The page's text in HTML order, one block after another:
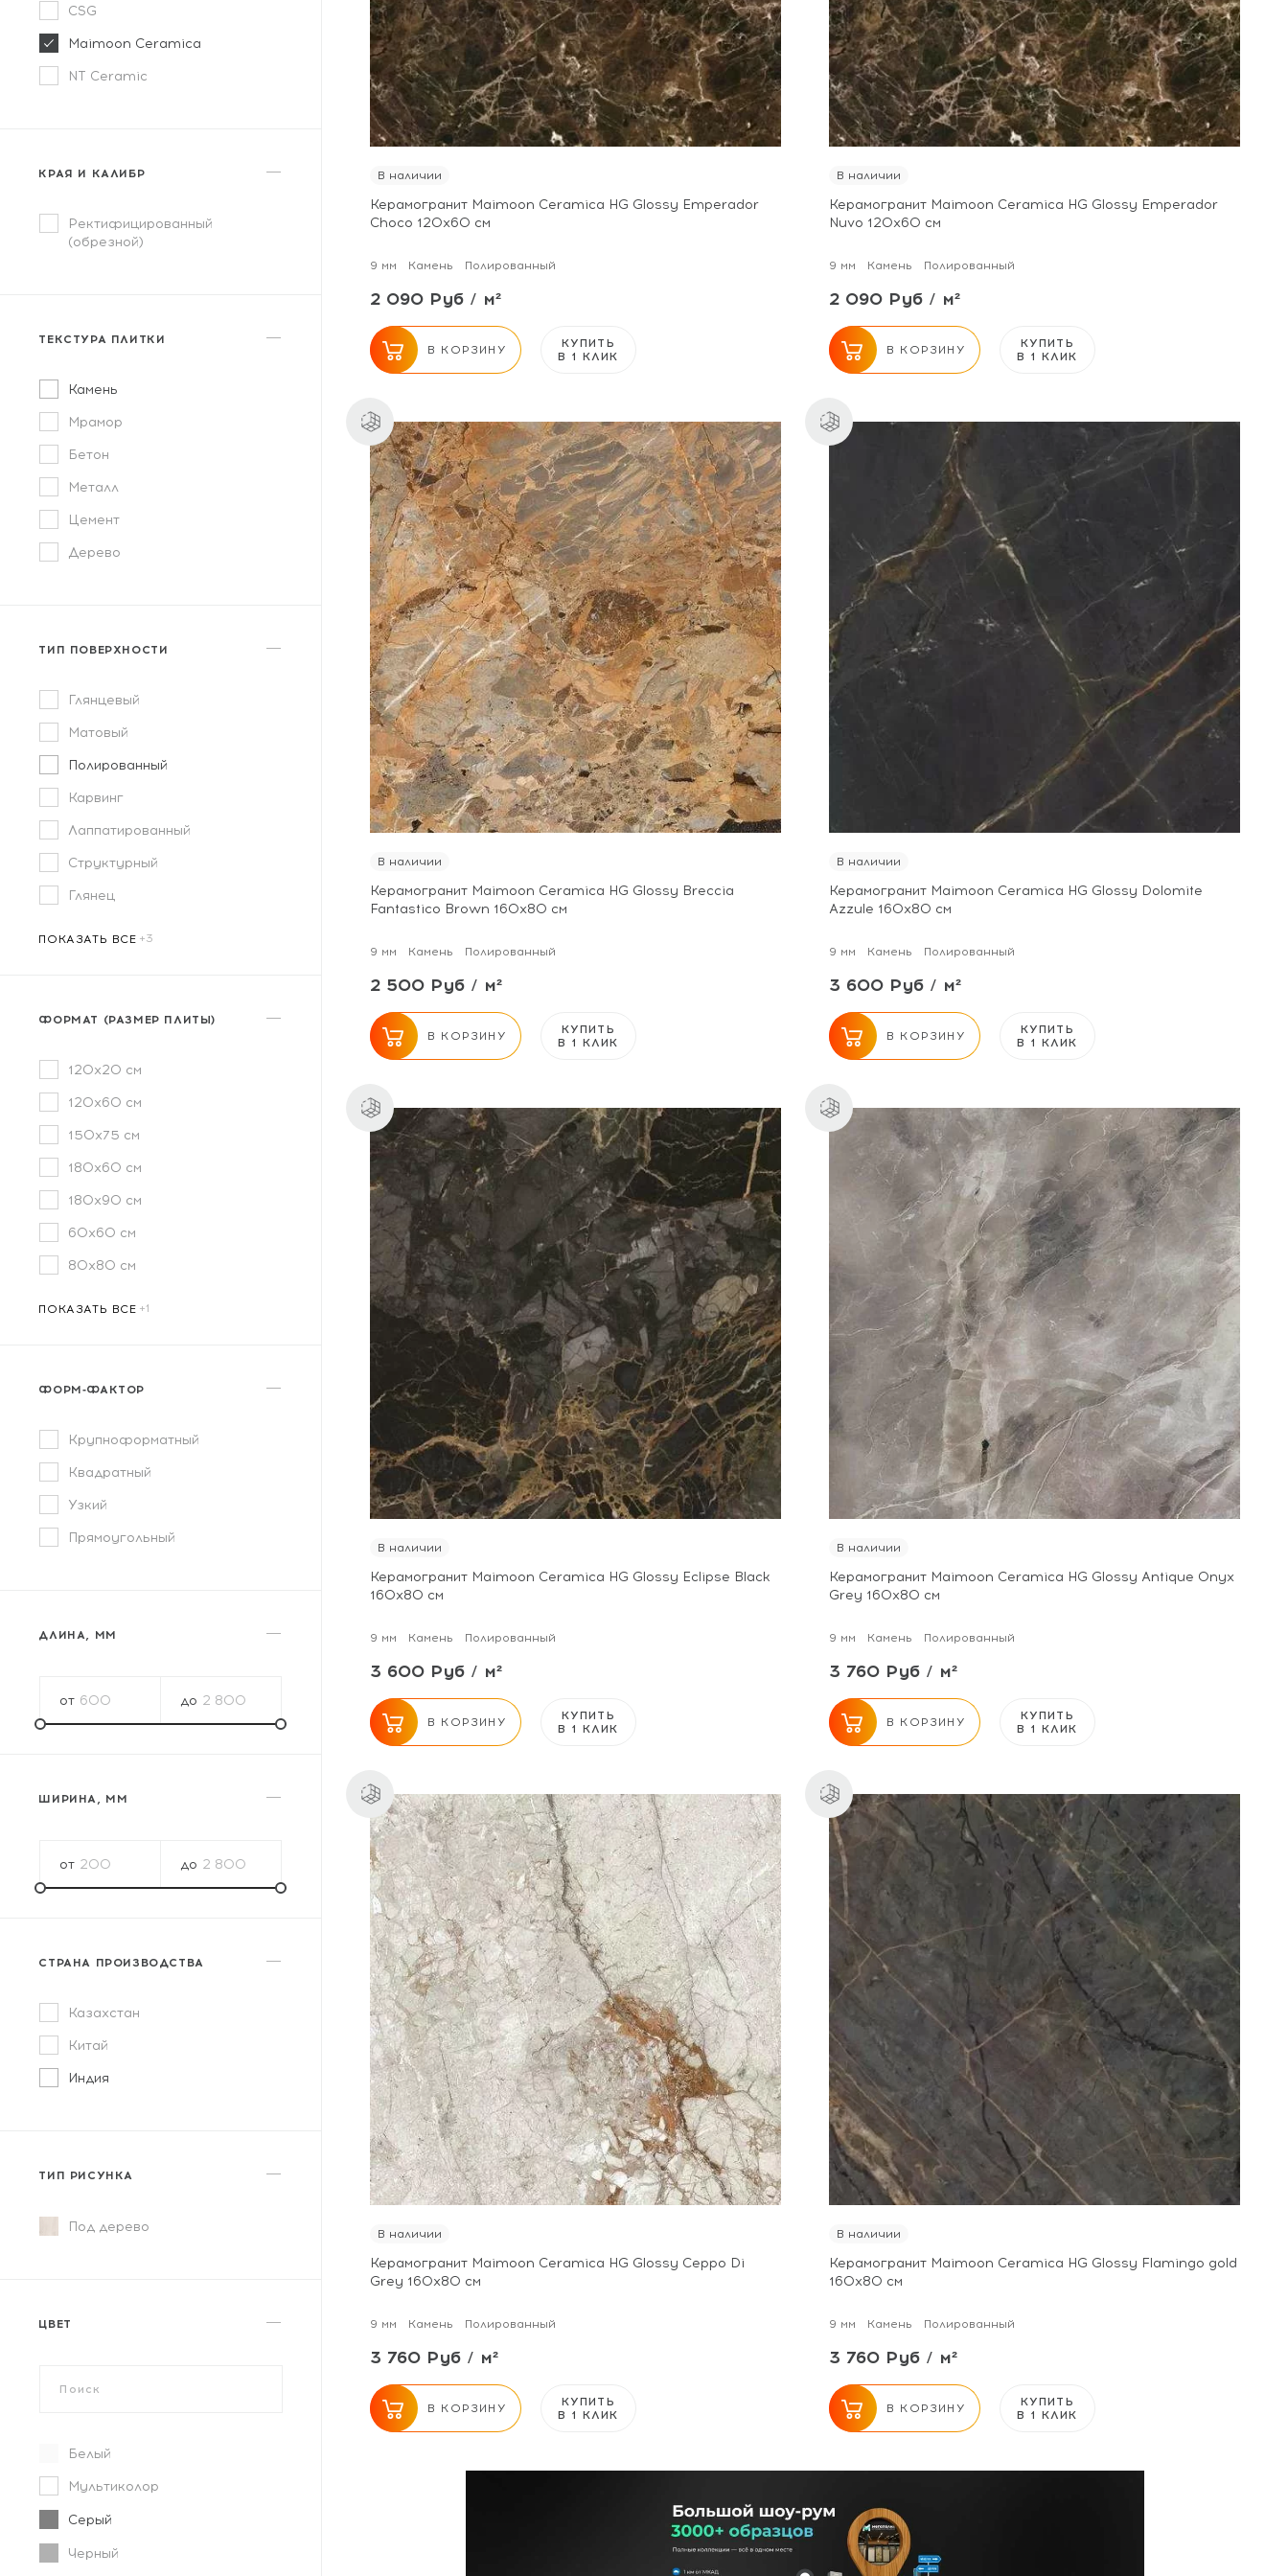
CSG
Maimoon Ceramica
NT Ceramic
КРАЯ И КАЛИБР
Ректифицированный
(обрезной)
ТЕКСТУРА ПЛИТКИ
Камень
Мрамор
Бетон
Металл
Цемент
Дерево
ТИП ПОВЕРХНОСТИ
Глянцевый
Матовый
Полированный
Карвинг
Лаппатированный
Структурный
Глянец
ПОКАЗАТЬ ВСЕ
ФОРМАТ (РАЗМЕР ПЛИТЫ)
120x20 см
120x60 см
150x75 см
180x60 см
180x90 см
60x60 см
80x80 см
ПОКАЗАТЬ ВСЕ
ФОРМ‑ФАКТОР
Крупноформатный
Квадратный
Узкий
Прямоугольный
ДЛИНА, ММ
от до
ШИРИНА, ММ
от до
СТРАНА ПРОИЗВОДСТВА
Казахстан
Китай
Индия
ТИП РИСУНКА
Под дерево
ЦВЕТ
Белый
Мультиколор
Серый
Черный
В наличии
Керамогранит Maimoon Ceramica HG Glossy Emperador
Choco 120х60 см
9 мм Камень Полированный
2 090 Руб / м²
В КОРЗИНУ
КУПИТЬ
В 1 КЛИК
В наличии
Керамогранит Maimoon Ceramica HG Glossy Emperador
Nuvo 120х60 см
9 мм Камень Полированный
2 090 Руб / м²
В КОРЗИНУ
КУПИТЬ
В 1 КЛИК
В наличии
Керамогранит Maimoon Ceramica HG Glossy Breccia
Fantastico Brown 160x80 см
9 мм Камень Полированный
2 500 Руб / м²
В КОРЗИНУ
КУПИТЬ
В 1 КЛИК
В наличии
Керамогранит Maimoon Ceramica HG Glossy Dolomite
Azzule 160х80 см
9 мм Камень Полированный
3 600 Руб / м²
В КОРЗИНУ
КУПИТЬ
В 1 КЛИК
В наличии
Керамогранит Maimoon Ceramica HG Glossy Eclipse Black
160х80 см
9 мм Камень Полированный
3 600 Руб / м²
В КОРЗИНУ
КУПИТЬ
В 1 КЛИК
В наличии
Керамогранит Maimoon Ceramica HG Glossy Antique Onyx
Grey 160x80 см
9 мм Камень Полированный
3 760 Руб / м²
В КОРЗИНУ
КУПИТЬ
В 1 КЛИК
В наличии
Керамогранит Maimoon Ceramica HG Glossy Ceppo Di
Grey 160х80 см
9 мм Камень Полированный
3 760 Руб / м²
В КОРЗИНУ
КУПИТЬ
В 1 КЛИК
В наличии
Керамогранит Maimoon Ceramica HG Glossy Flamingo gold
160х80 см
9 мм Камень Полированный
3 760 Руб / м²
В КОРЗИНУ
КУПИТЬ
В 1 КЛИК